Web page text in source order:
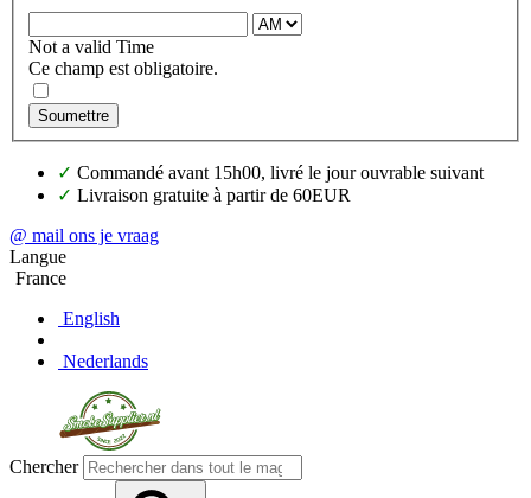
Not a valid Time
Ce champ est obligatoire.
Soumettre
✓ Commandé avant 15h00, livré le jour ouvrable suivant
✓ Livraison gratuite à partir de 60EUR
@ mail ons je vraag
Langue
France
English
Nederlands
Chercher